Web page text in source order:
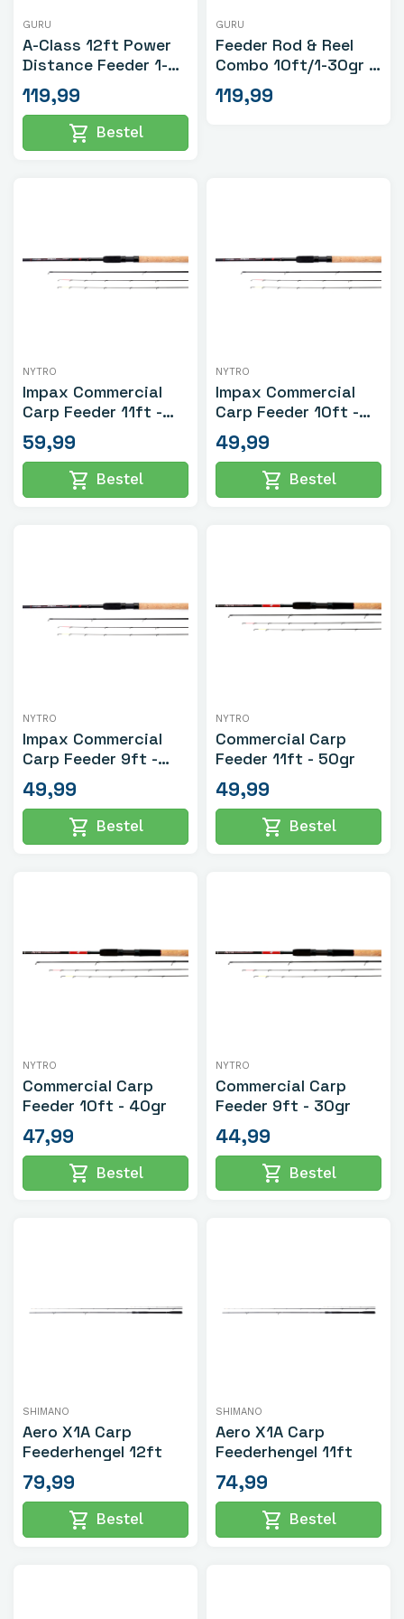
GURU
A-Class 12ft Power
Distance Feeder 1-
120gr
119,99
shopping_cart Bestel
GURU
Feeder Rod & Reel
Combo 10ft/1-30gr +
Accessoirepakket
119,99
NYTRO
Impax Commercial
Carp Feeder 11ft -
50gr
59,99
shopping_cart Bestel
NYTRO
Impax Commercial
Carp Feeder 10ft -
40gr
49,99
shopping_cart Bestel
NYTRO
Impax Commercial
Carp Feeder 9ft -
30gr
49,99
shopping_cart Bestel
NYTRO
Commercial Carp
Feeder 11ft - 50gr
49,99
shopping_cart Bestel
NYTRO
Commercial Carp
Feeder 10ft - 40gr
47,99
shopping_cart Bestel
NYTRO
Commercial Carp
Feeder 9ft - 30gr
44,99
shopping_cart Bestel
SHIMANO
Aero X1A Carp
Feederhengel 12ft
79,99
shopping_cart Bestel
SHIMANO
Aero X1A Carp
Feederhengel 11ft
74,99
shopping_cart Bestel